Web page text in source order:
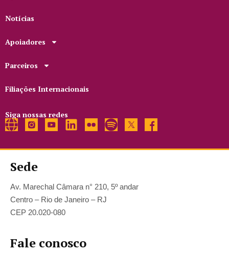
Notícias
Apoiadores
Parceiros
Filiações Internacionais
Siga nossas redes
Sede
Av. Marechal Câmara n° 210, 5º andar
Centro – Rio de Janeiro – RJ
CEP 20.020-080
Fale conosco